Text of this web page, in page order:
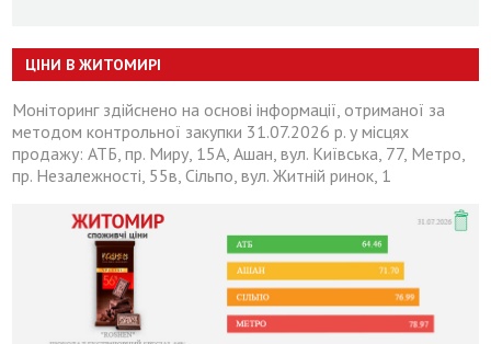
ЦІНИ В ЖИТОМИРІ
Моніторинг здійснено на основі інформації, отриманої за
методом контрольної закупки 31.07.2026 р. у місцях
продажу: АТБ, пр. Миру, 15А, Ашан, вул. Київська, 77, Метро,
пр. Незалежності, 55в, Сільпо, вул. Житній ринок, 1